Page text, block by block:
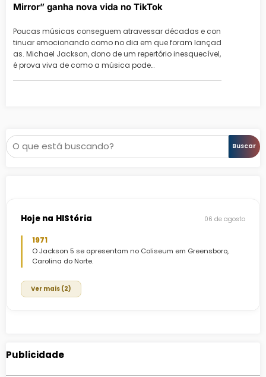
Mirror” ganha nova vida no TikTok
Poucas músicas conseguem atravessar décadas e con
tinuar emocionando como no dia em que foram lançad
as. Michael Jackson, dono de um repertório inesquecível,
é prova viva de como a música pode…
Pesquisar Buscar
Hoje na HIStória 06 de agosto
1971
O Jackson 5 se apresentam no Coliseum em Greensboro,
Carolina do Norte.
Ver mais (2)
Publicidade